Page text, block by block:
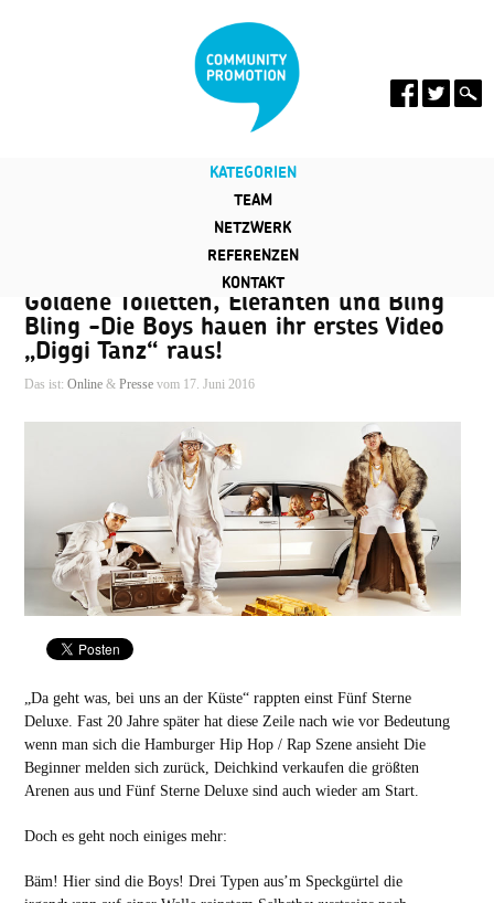
KATEGORIEN
TEAM
NETZWERK
REFERENZEN
KONTAKT
Goldene Toiletten, Elefanten und Bling
Bling -Die Boys hauen ihr erstes Video
„Diggi Tanz“ raus!
Das ist: Online& Pressevom 17. Juni 2016
„Da geht was, bei uns an der Küste“ rappten einst Fünf Sterne
Deluxe. Fast 20 Jahre später hat diese Zeile nach wie vor Bedeutung
wenn man sich die Hamburger Hip Hop / Rap Szene ansieht Die
Beginner melden sich zurück, Deichkind verkaufen die größten
Arenen aus und Fünf Sterne Deluxe sind auch wieder am Start.
Doch es geht noch einiges mehr:
Bäm! Hier sind die Boys! Drei Typen aus’m Speckgürtel die